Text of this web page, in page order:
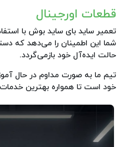
قطعات اورجینال
تعمیر ساید بای ساید بوش با
شما این اطمینان را می‌دهد که
حالت ایده‌آل خود بازمی‌گردد.
تیم ما به صورت مداوم در حال
خود است تا همواره بهترین خدمات